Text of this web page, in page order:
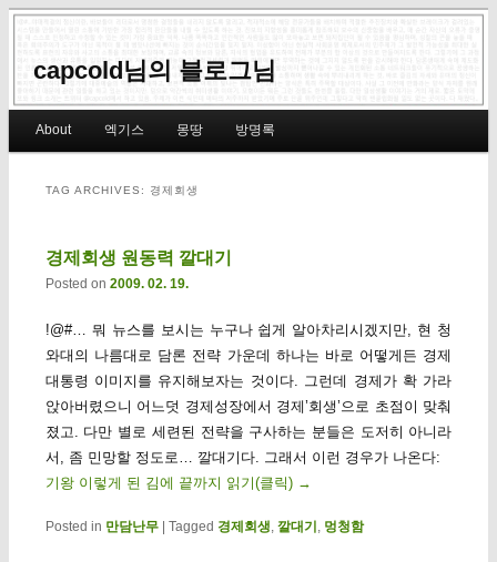
capcold님의 블로그님
Skip to primary content
Skip to secondary content
About 엑기스 몽땅 방명록
TAG ARCHIVES: 경제회생
경제회생 원동력 깔대기
Posted on 2009. 02. 19.
!@#… 뭐 뉴스를 보시는 누구나 쉽게 알아차리시겠지만, 현 청
와대의 나름대로 담론 전략 가운데 하나는 바로 어떻게든 경제
대통령 이미지를 유지해보자는 것이다. 그런데 경제가 확 가라
앉아버렸으니 어느덧 경제성장에서 경제’회생’으로 초점이 맞춰
졌고. 다만 별로 세련된 전략을 구사하는 분들은 도저히 아니라
서, 좀 민망할 정도로… 깔대기다. 그래서 이런 경우가 나온다:
기왕 이렇게 된 김에 끝까지 읽기(클릭) →
Posted in 만담난무 | Tagged 경제회생 깔대기 멍청함